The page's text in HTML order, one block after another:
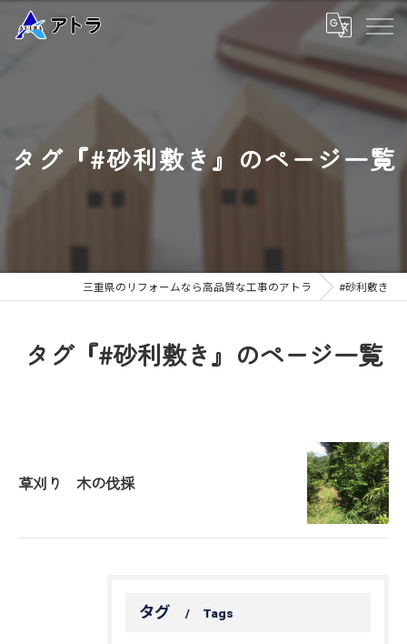
タグ『#砂利敷き』のページ一覧
三重県のリフォームなら高品質な工事のアトラ #砂利敷き
タグ『#砂利敷き』のページ一覧
草刈り 木の伐採
タグ Tags